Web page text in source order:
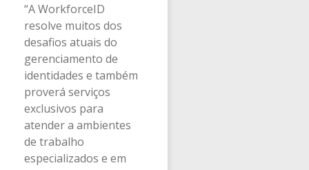
“A WorkforceID
resolve muitos dos
desafios atuais do
gerenciamento de
identidades e também
proverá serviços
exclusivos para
atender a ambientes
de trabalho
especializados e em